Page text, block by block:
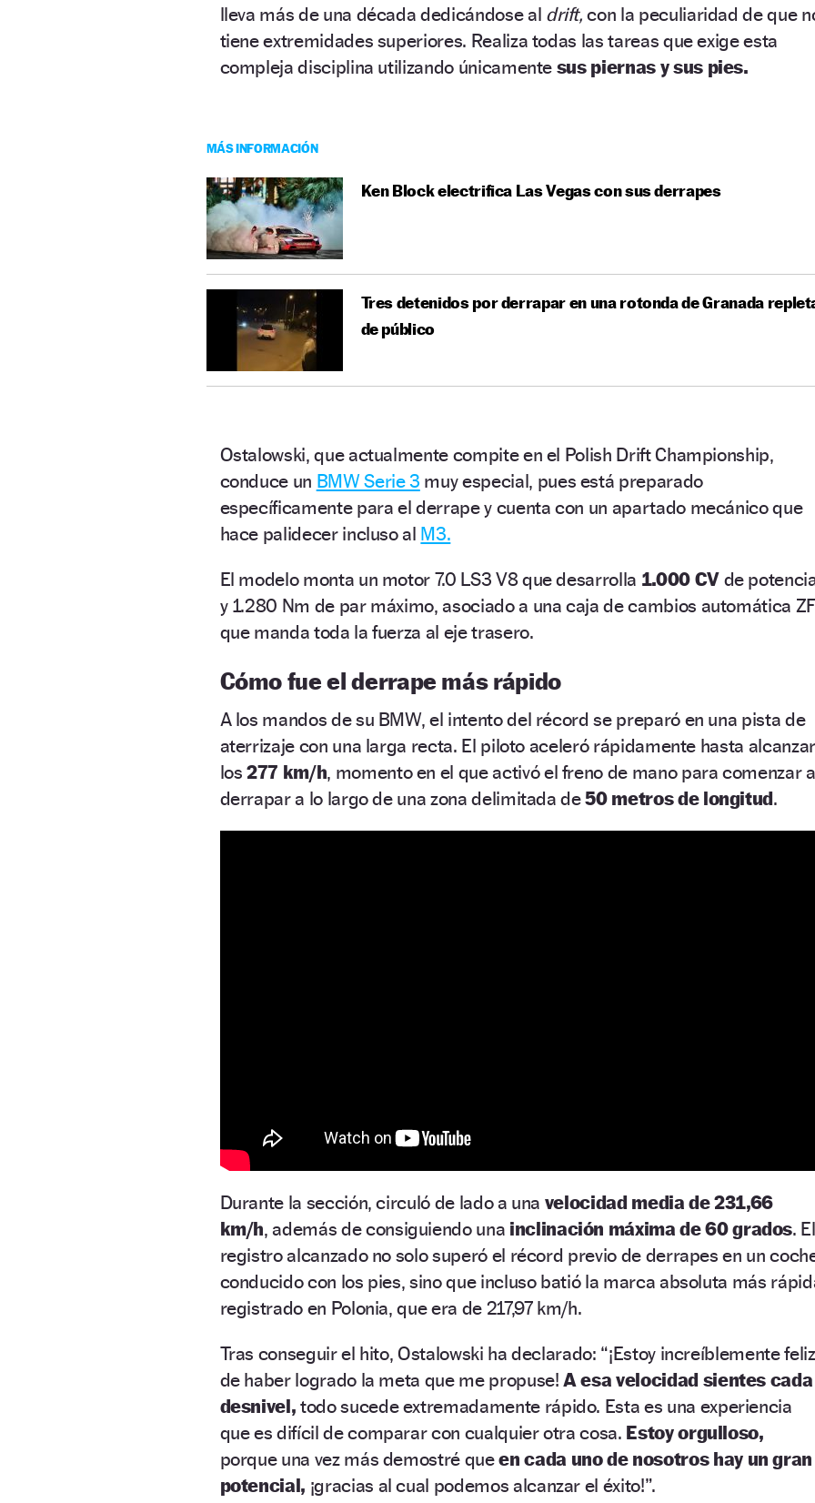
lleva más de una década dedicándose al drift, con la peculiaridad de que
tiene extremidades superiores. Realiza todas las tareas que exige esta
compleja disciplina utilizando únicamente sus piernas y sus pies.
MÁS INFORMACIÓN
Ken Block electrifica Las Vegas con sus derrapes
Tres detenidos por derrapar en una rotonda de Granada
de público
Ostalowski, que actualmente compite en el Polish Drift Championship,
conduce un BMW Serie 3 muy especial, pues está preparado
específicamente para el derrape y cuenta con un apartado mecánico que
hace palidecer incluso al M3.
El modelo monta un motor 7.0 LS3 V8 que desarrolla 1.000 CVde
y 1.280 Nm de par máximo, asociado a una caja de cambios automática ZF
que manda toda la fuerza al eje trasero.
Cómo fue el derrape más rápido
A los mandos de su BMW, el intento del récord se preparó en una pista de
aterrizaje con una larga recta. El piloto aceleró rápidamente hasta alcanzar
los277 km/h, momento en el que activó el freno de mano para comenzar a
derrapar a lo largo de una zona delimitada de50 metros de longitud.
Durante la sección, circuló de lado a una velocidad media de 231,66
km/h, además de consiguiendo una inclinación máxima de 60 grados. El
registro alcanzado no solo superó el récord previo de derrapes en un
conducido con los pies, sino que incluso batió la marca absoluta más
registrado en Polonia, que era de 217,97 km/h.
Tras conseguir el hito, Ostalowski ha declarado: “¡Estoy increíblemente feliz
de haber logrado la meta que me propuse!A esa velocidad sientes cada
desnivel, todo sucede extremadamente rápido. Esta es una experiencia
que es difícil de comparar con cualquier otra cosa. Estoy orgulloso,
porque una vez más demostré queen cada uno de nosotros hay un gran
potencial, ¡gracias al cual podemos alcanzar el éxito!”.